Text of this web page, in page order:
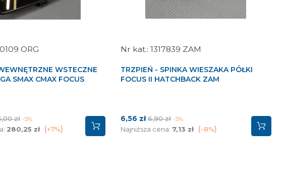
ORG
WSTECZNE
SMAX CMAX FOCUS
zł -5%
280,25 zł +7%
1317839 ZAM
TRZPIEŃ - SPINKA WIESZAKA PÓŁKI
FOCUS II HATCHBACK ZAM
Cena
6,56 zł Cena
podstawowa
6,90 zł -5%
Najniższa cena: 7,13 zł -8%